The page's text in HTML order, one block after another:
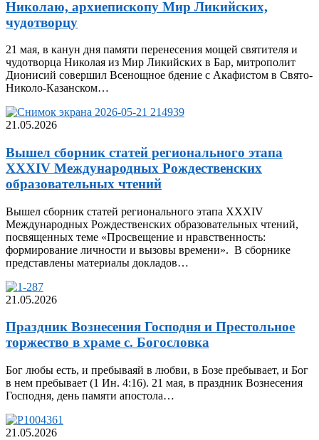
Николаю, архиепископу Мир Ликийских,
чудотворцу
21 мая, в канун дня памяти перенесения мощей святителя и
чудотворца Николая из Мир Ликийских в Бар, митрополит
Дионисий совершил Всенощное бдение с Акафистом в Свято-
Николо-Казанском…
21.05.2026
Вышел сборник статей регионального этапа
XXXIV Международных Рождественских
образовательных чтений
Вышел сборник статей регионального этапа XXXIV
Международных Рождественских образовательных чтений,
посвященных теме «Просвещение и нравственность:
формирование личности и вызовы времени». В сборнике
представлены материалы докладов…
21.05.2026
Праздник Вознесения Господня и Престольное
торжество в храме с. Богословка
Бог любы есть, и пребываяй в любви, в Бозе пребывает, и Бог
в нем пребывает (1 Ин. 4:16). 21 мая, в праздник Вознесения
Господня, день памяти апостола…
21.05.2026